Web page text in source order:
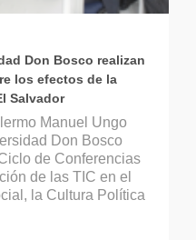
Don Bosco realizan
los efectos de la
Salvador
Manuel Ungo
Don Bosco
de Conferencias
de las TIC en el
la Cultura Política